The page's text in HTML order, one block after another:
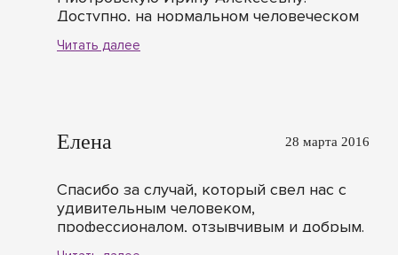
Доступно, на нормальном человеческом
начальный курс (10 часов) на вязальной
связала носки, а не закончилось дело
было приятно у нее учиться потому что у
преподавателя грамотная речь, любые
технические моменты она может
Читать далее
Елена 28 марта 2016
Спасибо за случай, который свел нас с
удивительным человеком,
профессионалом, отзывчивым и добрым.